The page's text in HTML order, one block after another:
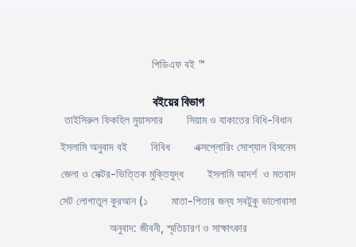
পিডিএফ বই ™
বইয়ের বিভাগ
তাইসিরুল ফিকহিল মুয়াসসার
সিয়াম ও যাকাতের বিধি-বিধান
ইসলামি অনুবাদ বই
বিবিধ
এক্সপ্লোরিং সোশ্যাল বিসনেস
জেলা ও সেক্টর-ভিত্তিক মুক্তিযুদ্ধ
ইসলামি আদর্শ ও মতবাদ
সেট লোগাতুল কুরআন (১
মাতা-পিতার জন্য সবটুকু ভালোবাসা
অনুবাদ: জীবনী, স্মৃতিচারণ ও সাক্ষাৎকার